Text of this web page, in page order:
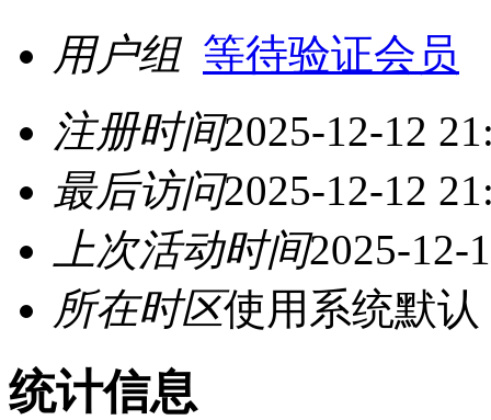
用户组 等待验证会员
注册时间2025-12-12
最后访问2025-12-12
上次活动时间2025-12-
所在时区使用系统默认
统计信息